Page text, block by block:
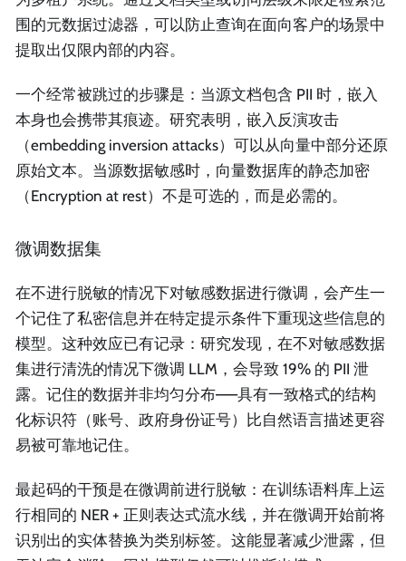
围的元数据过滤器，可以防止查询在面向客户的场景中
提取出仅限内部的内容。
一个经常被跳过的步骤是：当源文档包含 PII 时，嵌入
本身也会携带其痕迹。研究表明，嵌入反演攻击
（embedding inversion attacks）可以从向量中部分还原
原始文本。当源数据敏感时，向量数据库的静态加密
（Encryption at rest）不是可选的，而是必需的。
微调数据集
在不进行脱敏的情况下对敏感数据进行微调，会产生一
个记住了私密信息并在特定提示条件下重现这些信息的
模型。这种效应已有记录：研究发现，在不对敏感数据
集进行清洗的情况下微调 LLM，会导致 19% 的 PII 泄
露。记住的数据并非均匀分布——具有一致格式的结构
化标识符（账号、政府身份证号）比自然语言描述更容
易被可靠地记住。
最起码的干预是在微调前进行脱敏：在训练语料库上运
行相同的 NER + 正则表达式流水线，并在微调开始前将
识别出的实体替换为类别标签。这能显著减少泄露，但